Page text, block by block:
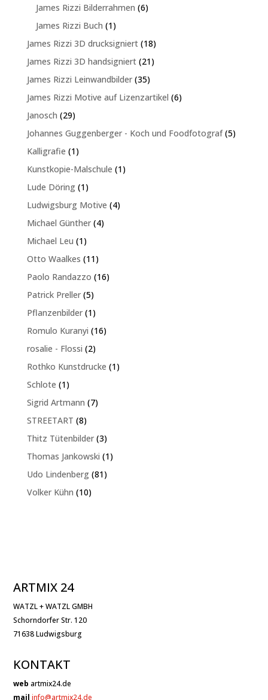
Produkte
James Rizzi Bilderrahmen 66
James Rizzi Buch 11
Produkt
James Rizzi 3D drucksigniert 1818
Produkte
James Rizzi 3D handsigniert 2121
James Rizzi Leinwandbilder 3535
Produkte
James Rizzi Motive auf Lizenzartikel 66
Janosch 2929
Produkte
Johannes Guggenberger - Koch und Foodfotograf 55
Kalligrafie 11
Produkt
Kunstkopie-Malschule 11
Lude Döring 11
Produkt
Ludwigsburg Motive 44
Michael Günther 44
Michael Leu 11
Produkt
Otto Waalkes 1111
Produkte
Paolo Randazzo 1616
Patrick Preller 55
Produkte
Pflanzenbilder 11
Produkt
Romulo Kuranyi 1616
rosalie - Flossi 22
Produkte
Rothko Kunstdrucke 11
Schlote 11
Produkt
Sigrid Artmann 77
STREETART 88
Produkte
Thitz Tütenbilder 33
Produkte
Thomas Jankowski 11
Udo Lindenberg 8181
Volker Kühn 1010
ARTMIX 24
WATZL + WATZL GMBH
Schorndorfer Str. 120
71638 Ludwigsburg
KONTAKT
web artmix24.de
mail info@artmix24.de